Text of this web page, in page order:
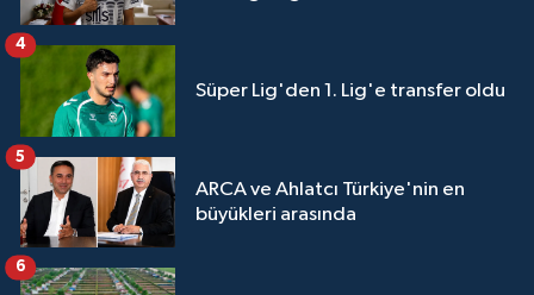
Süper Lig'den 1. Lig'e transfer oldu
4
ARCA ve Ahlatcı Türkiye'nin en
büyükleri arasında
5
6